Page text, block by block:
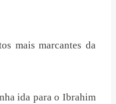
mais marcantes da
ida para o Ibrahim